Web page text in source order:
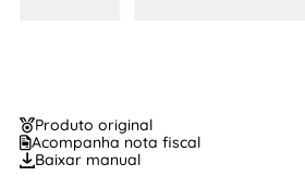
Produto original
Acompanha nota fiscal
Baixar manual